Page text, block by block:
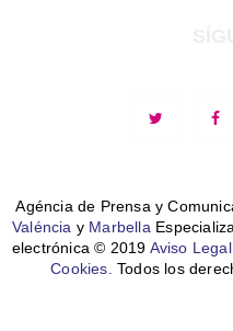
Agéncia de Prensa y
Valéncia y Marbella
electrónica © 2019 Aviso Legal.
Cookies. Todos los